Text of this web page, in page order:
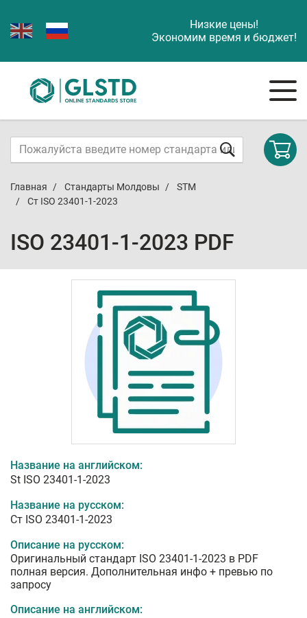
Низкие цены!
Экономим время и бюджет!
Главная Стандарты Молдовы
STM
Ст ISO 23401-1-2023
ISO 23401-1-2023 PDF
Название на английском:
St ISO 23401-1-2023
Название на русском:
Ст ISO 23401-1-2023
Описание на русском:
Оригинальный стандарт ISO 23401-1-2023 в PDF
полная версия. Дополнительная инфо + превью по
запросу
Описание на английском: